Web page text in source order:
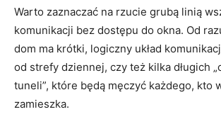
Warto zaznaczać na rzucie grubą linią
komunikacji bez dostępu do okna. Od
dom ma krótki, logiczny układ
od strefy dziennej, czy też kilka długich
tuneli”, które będą męczyć każdego, kto
zamieszka.